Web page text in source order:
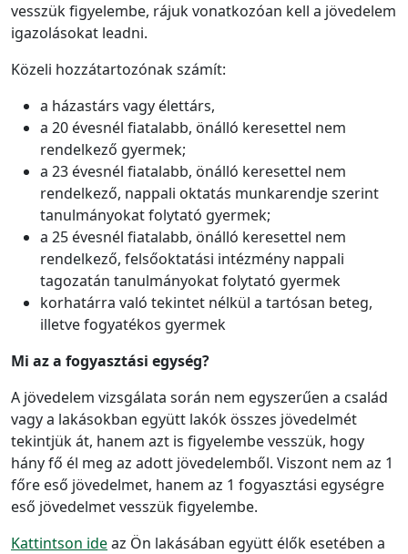
vesszük figyelembe, rájuk vonatkozóan kell a jövedelem
igazolásokat leadni.
Közeli hozzátartozónak számít:
a házastárs vagy élettárs,
a 20 évesnél fiatalabb, önálló keresettel nem
rendelkező gyermek;
a 23 évesnél fiatalabb, önálló keresettel nem
rendelkező, nappali oktatás munkarendje szerint
tanulmányokat folytató gyermek;
a 25 évesnél fiatalabb, önálló keresettel nem
rendelkező, felsőoktatási intézmény nappali
tagozatán tanulmányokat folytató gyermek
korhatárra való tekintet nélkül a tartósan beteg,
illetve fogyatékos gyermek
Mi az a fogyasztási egység?
A jövedelem vizsgálata során nem egyszerűen a család
vagy a lakásokban együtt lakók összes jövedelmét
tekintjük át, hanem azt is figyelembe vesszük, hogy
hány fő él meg az adott jövedelemből. Viszont nem az 1
főre eső jövedelmet, hanem az 1 fogyasztási egységre
eső jövedelmet vesszük figyelembe.
Kattintson ideaz Ön lakásában együtt élők esetében a